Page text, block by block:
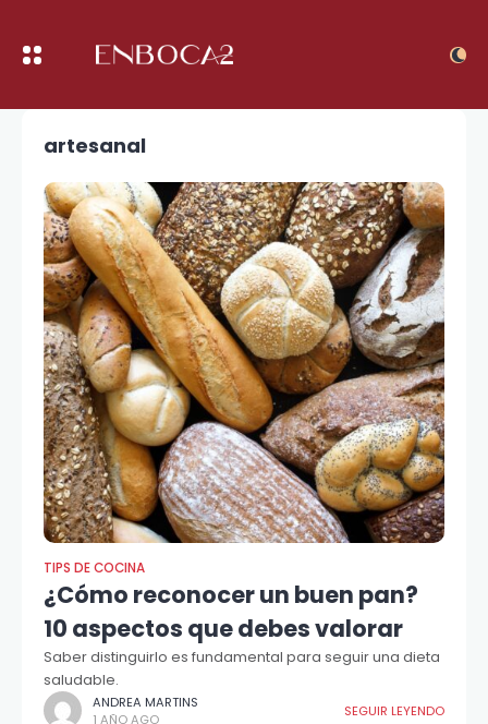
artesanal
TIPS DE COCINA
¿Cómo reconocer un buen pan?
10 aspectos que debes valorar
Saber distinguirlo es fundamental para seguir una dieta
saludable.
ANDREA MARTINS
1 AÑO AGO
SEGUIR LEYENDO